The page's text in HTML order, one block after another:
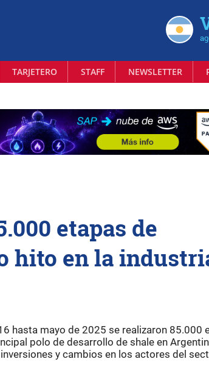
TARJETERO STAFF NEWSLETTER
etapas de
hito en la
hasta mayo de 2025 se realizaron 85.000
polo de desarrollo de shale en
y cambios en los actores del